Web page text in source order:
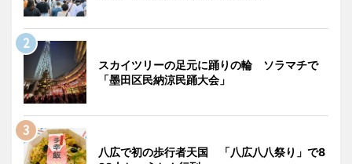
スカイツリーの足元に踊りの輪 ソラマチで
「墨田区民納涼民踊大会」
八広で初の歩行者天国 「八広八八祭り」で8